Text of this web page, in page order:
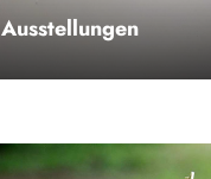
Ausstellungen